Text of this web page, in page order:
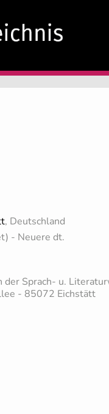
, Deutschland
- Neuere dt.
der Sprach- u.
- 85072 Eichstätt